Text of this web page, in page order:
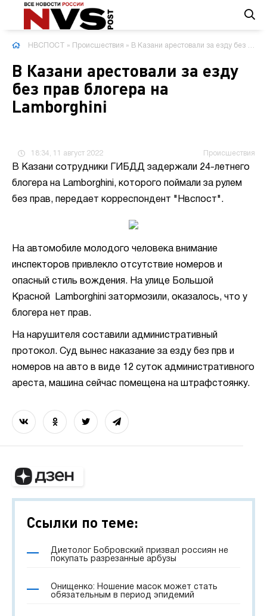
НВСПОСТ » Происшествия » В Казани арестовали за езду без прав блогера на Lamborghini
В Казани арестовали за езду
без прав блогера на
Lamborghini
18:34, 11 август 2022 Происшествия
В Казани сотрудники ГИБДД задержали 24-летнего
блогера на Lamborghini, которого поймали за рулем
без прав, передает корреспондент "Нвспост".
На автомобиле молодого человека внимание
инспекторов привлекло отсутствие номеров и
опасный стиль вождения. На улице Большой
Красной Lamborghini затормозили, оказалось, что у
блогера нет прав.
На нарушителя составили административный
протокол. Суд вынес наказание за езду без прв и
номеров на авто в виде 12 суток административного
ареста, машина сейчас помещена на штрафстоянку.
Ссылки по теме:
Диетолог Бобровский призвал россиян не
покупать разрезанные арбузы
Онищенко: Ношение масок может стать
обязательным в период эпидемий